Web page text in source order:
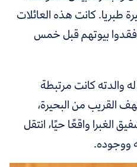
طبريا. كانت هذه العائلات
بيوتهم قبل خمس
والدته كانت مرتبطة
القريب من البحيرة،
واقعًا حيًا، انتقل
ووجوده.